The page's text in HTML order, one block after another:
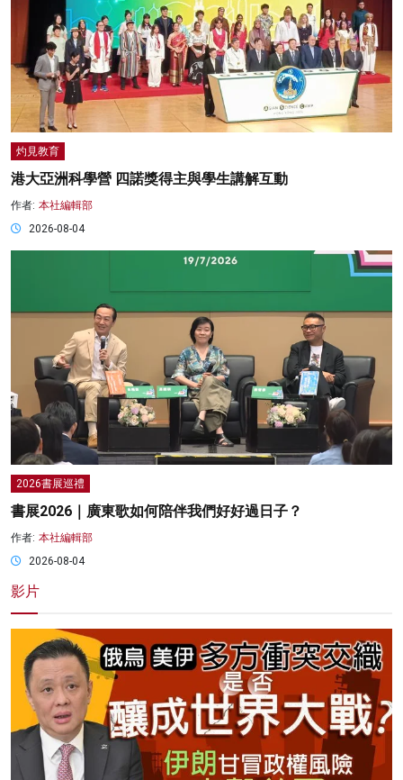
灼見教育
港大亞洲科學營 四諾獎得主與學生講解互動
作者: 本社編輯部
2026-08-04
2026書展巡禮
書展2026｜廣東歌如何陪伴我們好好過日子？
作者: 本社編輯部
2026-08-04
影片